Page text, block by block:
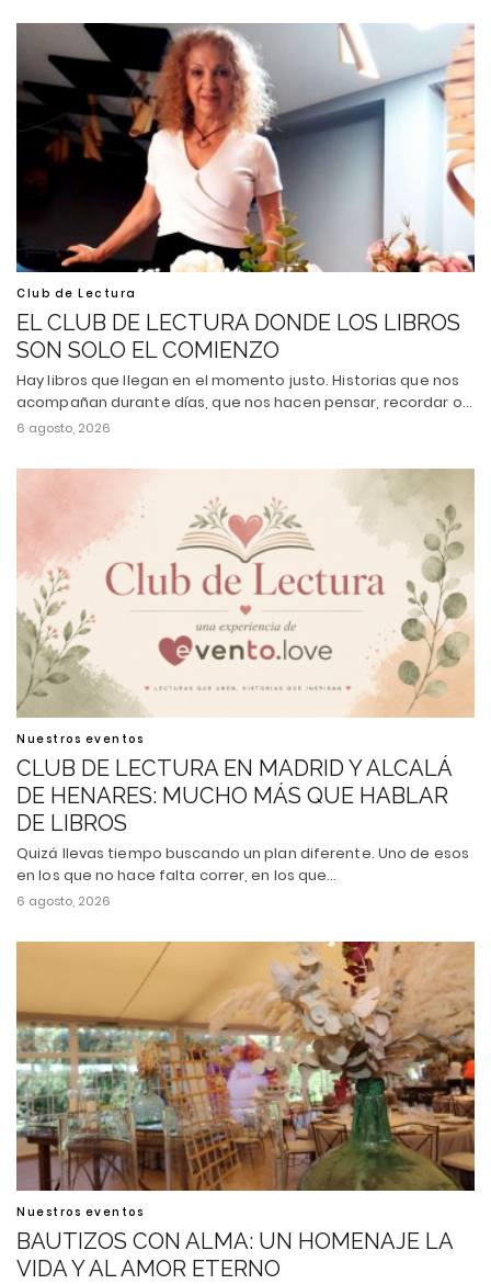
Club de Lectura
EL CLUB DE LECTURA DONDE LOS LIBROS
SON SOLO EL COMIENZO
Hay libros que llegan en el momento justo. Historias que nos
acompañan durante días, que nos hacen pensar, recordar o…
6 agosto, 2026
Nuestros eventos
CLUB DE LECTURA EN MADRID Y ALCALÁ
DE HENARES: MUCHO MÁS QUE HABLAR
DE LIBROS
Quizá llevas tiempo buscando un plan diferente. Uno de esos
en los que no hace falta correr, en los que…
6 agosto, 2026
Nuestros eventos
BAUTIZOS CON ALMA: UN HOMENAJE LA
VIDA Y AL AMOR ETERNO